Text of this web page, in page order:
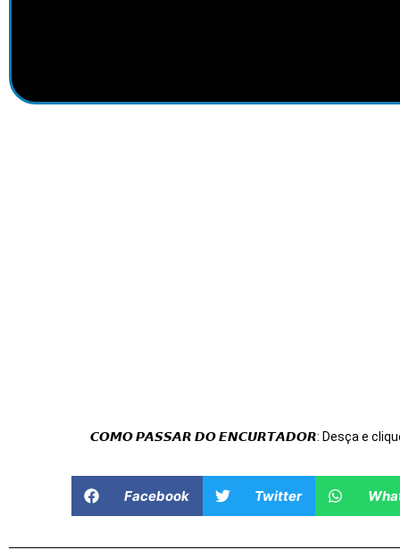
𝘾𝙊𝙈𝙊 𝙋𝘼𝙎𝙎𝘼𝙍 𝘿𝙊 𝙀𝙉𝘾𝙐𝙍𝙏𝘼𝘿𝙊𝙍: Desça e clique
Facebook Twitter